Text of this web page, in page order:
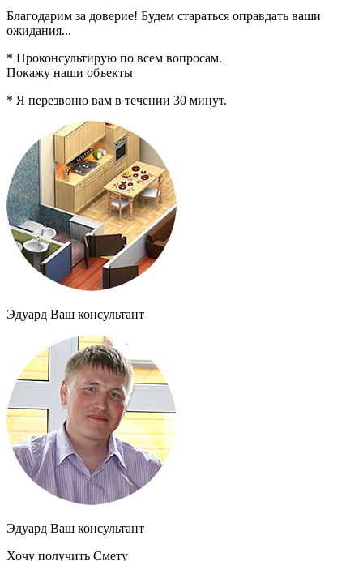
Благодарим за доверие! Будем стараться оправдать ваши
ожидания...
* Проконсультирую по всем вопросам.
Покажу наши объекты
* Я перезвоню вам в течении 30 минут.
Эдуард Ваш консультант
Эдуард Ваш консультант
Хочу получить Смету